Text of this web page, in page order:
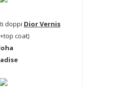
doppi Dior Vernis
coat)